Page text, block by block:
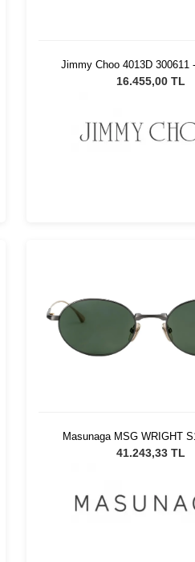
Jimmy Choo 4013D 300611
Güneş Gözlüğü
16.455,00 TL
Masunaga MSG WRIGHT
Unisex Güneş
41.243,33 TL